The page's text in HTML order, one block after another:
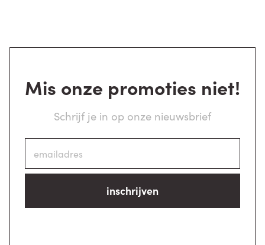
Mis onze promoties niet!
Schrijf je in op onze nieuwsbrief
inschrijven